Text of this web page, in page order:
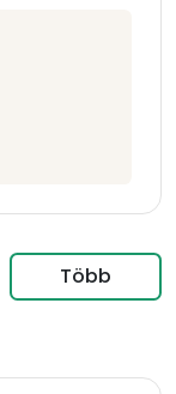
Több